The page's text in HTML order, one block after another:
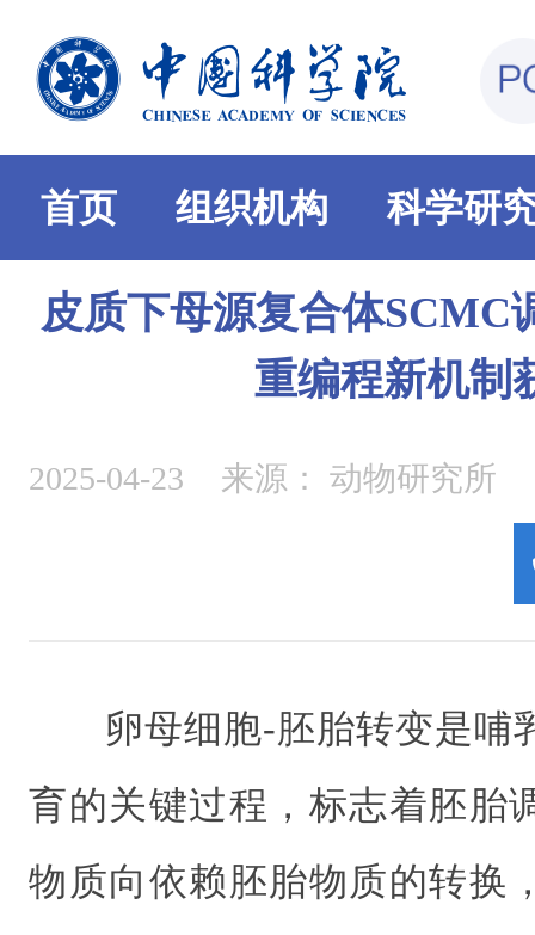
首页 组织机构 科学研
皮质下母源复合体SCMC
重编程新机制
2025-04-23 来源： 动物研究所
卵母细胞-胚胎转变是哺
育的关键过程，标志着胚胎
物质向依赖胚胎物质的转换